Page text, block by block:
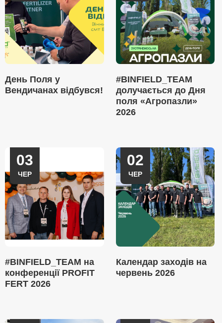
День Поля у
Вендичанах відбувся!
#BINFIELD_TEAM
долучається до Дня
поля «Агропазли»
2026
03
ЧЕР
#BINFIELD_TEAM на
конференції PROFIT
FERT 2026
02
ЧЕР
Календар заходів на
червень 2026